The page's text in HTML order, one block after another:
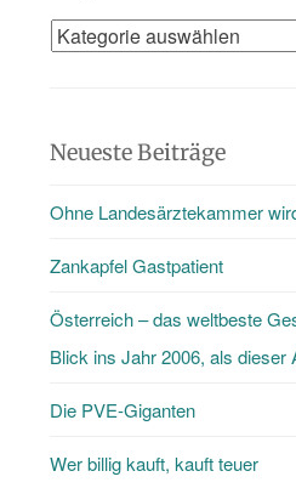
Es
als
den
Blog
Neueste Beiträge
Ohne Landesärztekammer
Zankapfel Gastpatient
Österreich – das weltbeste
Blick ins Jahr 2006, als dieser
Die PVE-Giganten
Wer billig kauft, kauft teuer